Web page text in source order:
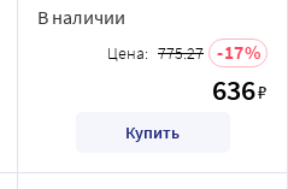
В наличии
Цена: 775.27 17
636₽
Купить